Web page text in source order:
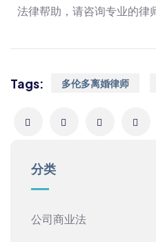
法律帮助，请咨询专业的律
Tags: 多伦多离婚律师
分类
公司商业法